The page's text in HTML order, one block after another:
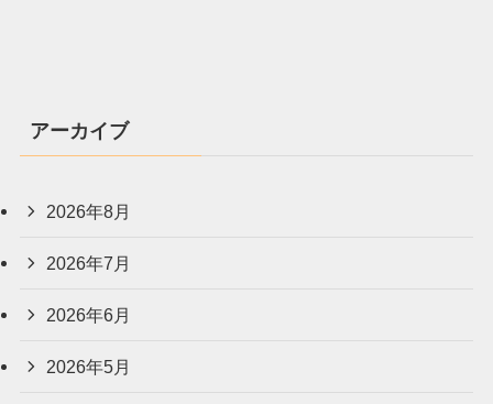
アーカイブ
2026年8月
2026年7月
2026年6月
2026年5月